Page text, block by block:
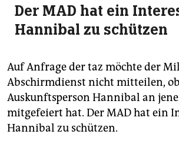
Der MAD hat ein
Hannibal zu schützen
Auf Anfrage der taz möchte der
Abschirmdienst nicht mitteilen,
Auskunftsperson Hannibal an
mitgefeiert hat. Der MAD hat ein
Hannibal zu schützen.